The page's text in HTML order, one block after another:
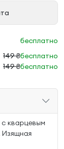
бесплатно
149 ₴бесплатно
149 ₴бесплатно
кварцевым
Изящная